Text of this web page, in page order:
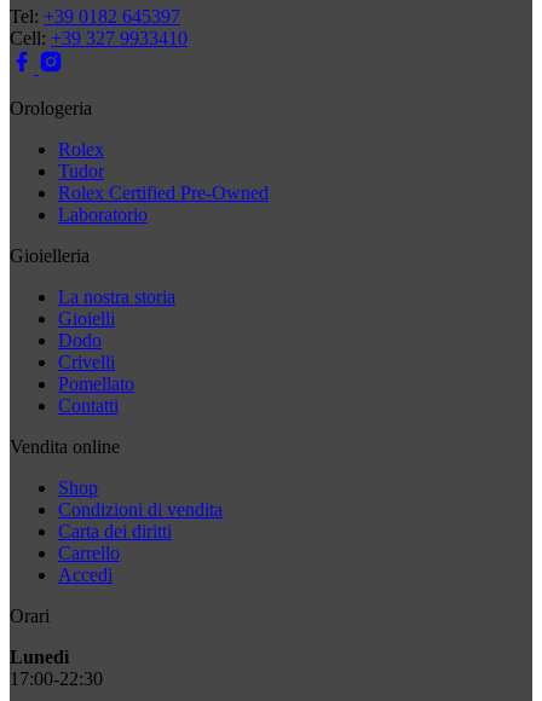
Tel: +39 0182 645397
Cell: +39 327 9933410
Orologeria
Rolex
Tudor
Rolex Certified Pre-Owned
Laboratorio
Gioielleria
La nostra storia
Gioielli
Dodo
Crivelli
Pomellato
Contatti
Vendita online
Shop
Condizioni di vendita
Carta dei diritti
Carrello
Accedi
Orari
Lunedì
17:00-22:30